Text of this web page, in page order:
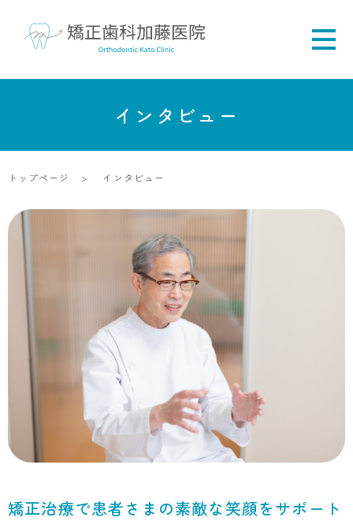
インタビュー
トップページ インタビュー
矯正治療で患者さまの素敵な笑顔をサポート